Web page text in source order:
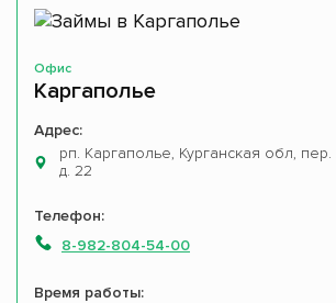
Офис
Каргаполье
Адрес:
рп. Каргаполье, Курганская обл,
д. 22
Телефон:
8-982-804-54-00
Время работы: